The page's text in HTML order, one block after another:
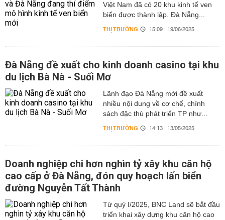
Việt Nam đã có 20 khu kinh tế ven
biển được thành lập. Đà Nẵng...
THỊ TRƯỜNG 15:09 | 19/06/2025
Đà Nẵng đề xuất cho kinh doanh casino tại khu
du lịch Bà Nà - Suối Mơ
Lãnh đạo Đà Nẵng mới đề xuất
nhiều nội dung về cơ chế, chính
sách đặc thù phát triển TP như...
THỊ TRƯỜNG 14:13 | 13/05/2025
Doanh nghiệp chi hơn nghìn tỷ xây khu căn hộ
cao cấp ở Đà Nẵng, đón quy hoạch lấn biển
đường Nguyễn Tất Thành
Từ quý I/2025, BNC Land sẽ bắt đầu
triển khai xây dựng khu căn hộ cao